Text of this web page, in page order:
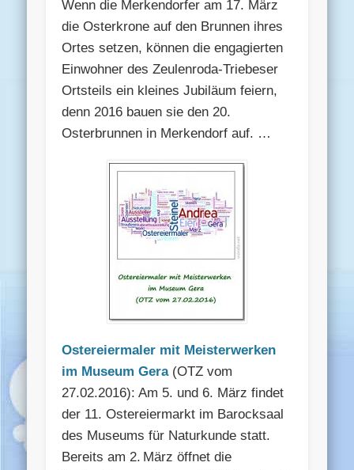
Wenn die Merkendorfer am 17. März
die Osterkrone auf den Brunnen ihres
Ortes setzen, können die engagierten
Einwohner des Zeulenroda-Triebeser
Ortsteils ein kleines Jubiläum feiern,
denn 2016 bauen sie den 20.
Osterbrunnen in Merkendorf auf. …
Ostereiermaler mit Meisterwerken
im Museum Gera(OTZ vom
27.02.2016): Am 5. und 6. März findet
der 11. Ostereiermarkt im Barocksaal
des Museums für Naturkunde statt.
Bereits am 2. März öffnet die